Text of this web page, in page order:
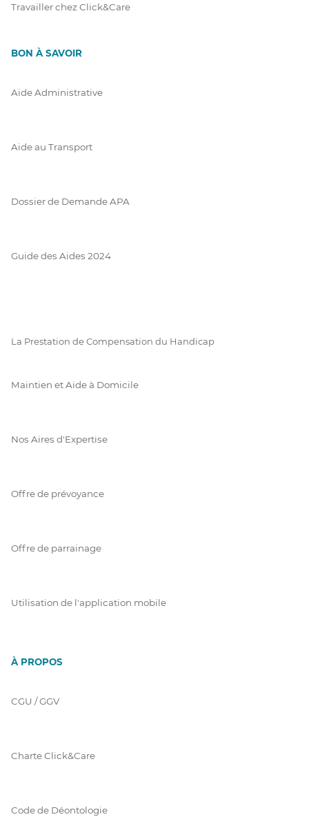
Travailler chez Click&Care
BON À SAVOIR
Aide Administrative
Aide au Transport
Dossier de Demande APA
Guide des Aides 2024
La Prestation de Compensation du Handicap
Maintien et Aide à Domicile
Nos Aires d'Expertise
Offre de prévoyance
Offre de parrainage
Utilisation de l'application mobile
À PROPOS
CGU / GGV
Charte Click&Care
Code de Déontologie